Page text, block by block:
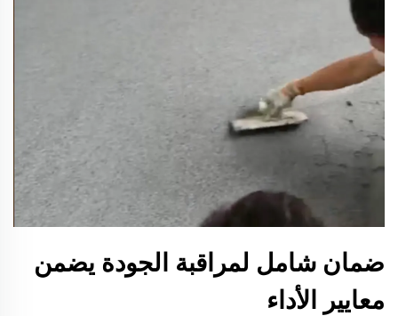
ضمان شامل لمراقبة الجودة يضمن
معايير الأداء